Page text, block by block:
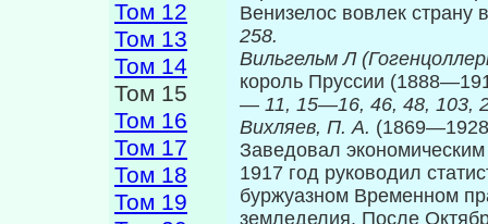
Том 12
Том 13
Том 14
Том 15
Том 16
Том 17
Том 18
Том 19
Венизелос вовлек
258.
Вильгельм Л
король Пруссии
— 11, 15—16, 46, 48, 103,
Вихляев, П. А.
Заведовал
1917 год руководил
буржуазном Временном
земледелия. После